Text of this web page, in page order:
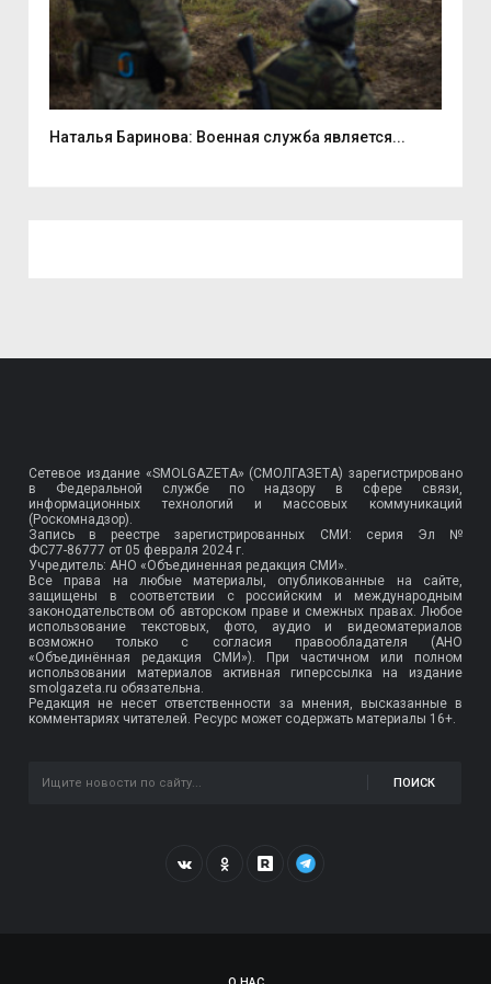
Наталья Баринова: Военная служба является...
Сетевое издание «SMOLGAZETA» (СМОЛГАЗЕТА) зарегистрировано
в Федеральной службе по надзору в сфере связи,
информационных технологий и массовых коммуникаций
(Роскомнадзор).
Запись в реестре зарегистрированных СМИ: серия Эл №
ФС77-86777 от 05 февраля 2024 г.
Учредитель: АНО «Объединенная редакция СМИ».
Все права на любые материалы, опубликованные на сайте,
защищены в соответствии с российским и международным
законодательством об авторском праве и смежных правах. Любое
использование текстовых, фото, аудио и видеоматериалов
возможно только с согласия правообладателя (АНО
«Объединённая редакция СМИ»). При частичном или полном
использовании материалов активная гиперссылка на издание
smolgazeta.ru обязательна.
Редакция не несет ответственности за мнения, высказанные в
комментариях читателей. Ресурс может содержать материалы 16+.
ПОИСК